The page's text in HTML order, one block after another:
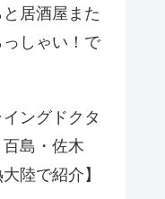
居酒屋また
しゃい！で
ングドクタ
島・佐木
陸で紹介】